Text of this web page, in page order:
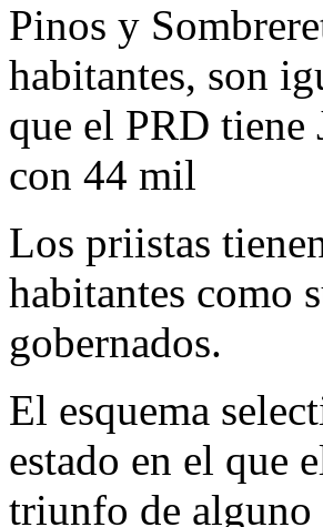
Pinos y
habitantes, son
que el PRD tiene
con 44 mil
Los priistas
habitantes como
gobernados.
El esquema
estado en el que
triunfo de alguno